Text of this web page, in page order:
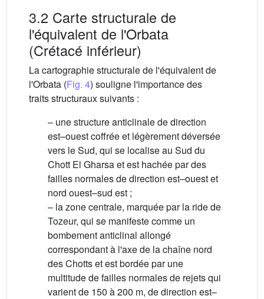
3.2 Carte structurale de
l'équivalent de l'Orbata
(Crétacé inférieur)
La cartographie structurale de l'équivalent de
l'Orbata (Fig. 4) souligne l'importance des
traits structuraux suivants :
– une structure anticlinale de direction
est–ouest coffrée et légèrement déversée
vers le Sud, qui se localise au Sud du
Chott El Gharsa et est hachée par des
failles normales de direction est–ouest et
nord ouest–sud est ;
– la zone centrale, marquée par la ride de
Tozeur, qui se manifeste comme un
bombement anticlinal allongé
correspondant à l'axe de la chaîne nord
des Chotts et est bordée par une
multitude de failles normales de rejets qui
varient de 150 à 200 m, de direction est–